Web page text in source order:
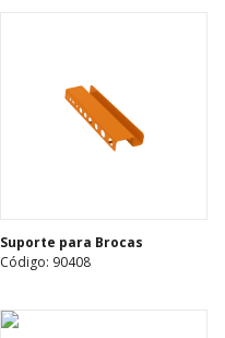
Suporte para Brocas
Código: 90408